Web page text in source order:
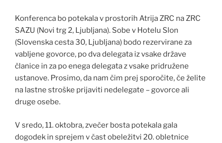
Konferenca bo potekala v prostorih Atrija ZRC na ZRC
SAZU (Novi trg 2, Ljubljana). Sobe v Hotelu Slon
(Slovenska cesta 30, Ljubljana) bodo rezervirane za
vabljene govorce, po dva delegata iz vsake države
članice in za po enega delegata z vsake pridružene
ustanove. Prosimo, da nam čim prej sporočite, če želite
na lastne stroške prijaviti nedelegate – govorce ali
druge osebe.
V sredo, 11. oktobra, zvečer bosta potekala gala
dogodek in sprejem v čast obeležitvi 20. obletnice